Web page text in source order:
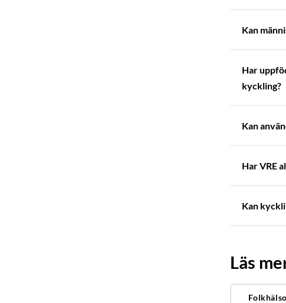
Kan
Har
kyckling?
Kan
Har VRE
Kan
Läs